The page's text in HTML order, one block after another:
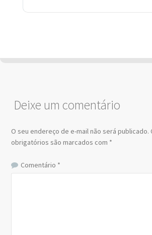
Deixe um comentário
O seu endereço de e-mail não será publicado.
obrigatórios são marcados com *
Comentário *